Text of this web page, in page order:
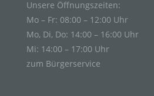
Unsere Öffnungszeiten:
Mo – Fr: 08:00 – 12:00 Uhr
Mo, Di, Do: 14:00 – 16:00 Uhr
Mi: 14:00 – 17:00 Uhr
zum Bürgerservice
b) betroffene Person
identifizierbare natürliche
personenbezogene Daten von
Verarbeitung Verantwortlichen